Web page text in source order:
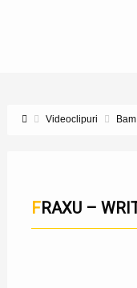
Videoclipuri
FRAXU –